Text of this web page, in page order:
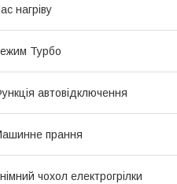
нагріву
Турбо
автовідключення
прання
чохол електрогрілки